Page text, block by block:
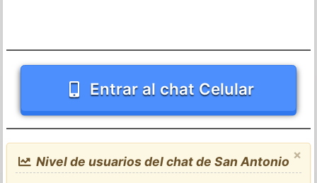
Entrar al chat Celular
×
Nivel de usuarios del chat de San Antonio